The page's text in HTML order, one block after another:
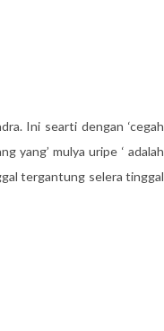
Ini searti dengan ‘cegah
yang’ mulya uripe ‘ adalah
tergantung selera tinggal